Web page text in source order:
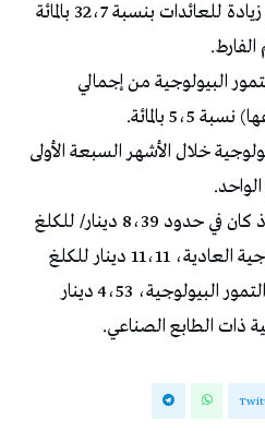
المصدرة بنسبة 16 بالمائة مقابل زيادة للعائدات بنسبة 32،7 بالمائة
البيولوجية من إجمالي
بالمائة.
خلال الأشهر السبعة الأولى
ويتفاوت السعر حسب النوع اذ كان في حدود 8،39 دينار/ للكلغ
الواحد بالنسبة للتمور البيولوجية العادية، 11،11 دينار للكلغ
الواحد للمنتجات المشتقة من التمور البيولوجية، 4،53 دينار
ذات الطابع الصناعي.